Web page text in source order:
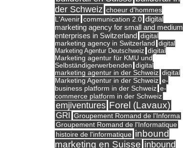
der Schweiz choeur d'hommes
L'Avenir communication 2.0 digital
marketing agency for small and medium
enterprises in Switzerland digital
marketing agency in Switzerland digital
Marketing Agentur Deutschweiz digital
Marketing agentur für KMU und
Selbständigerwerbenden digital
marketing agentur in der Schweiz digital
Marketing Agentur in der Schweiz e-
business platform in der Schweiz e-
commerce platform in der Schweiz
emjiventures Forel (Lavaux)
GRI Groupement Romand de l'Informa
Groupement Romand de l'Informatique
histoire de l'informatique inbound
marketing en Suisse inbound